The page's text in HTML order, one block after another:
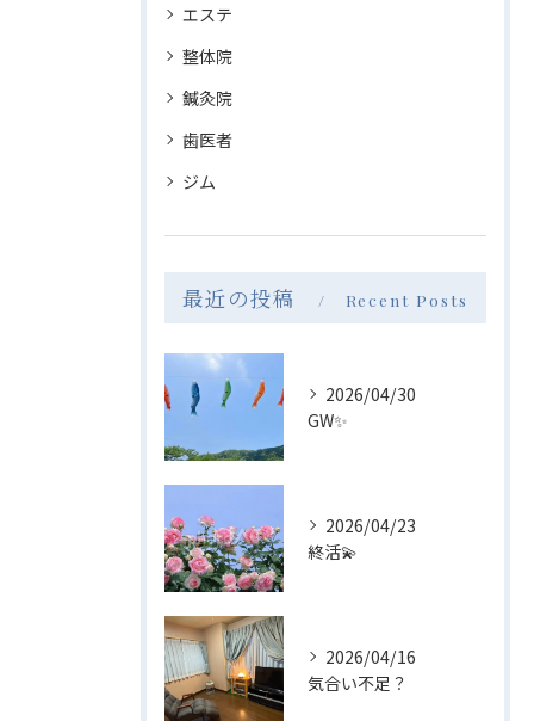
エステ
整体院
鍼灸院
歯医者
ジム
最近の投稿 Recent Posts
2026/04/30
GW✨
2026/04/23
終活💫
2026/04/16
気合い不足？